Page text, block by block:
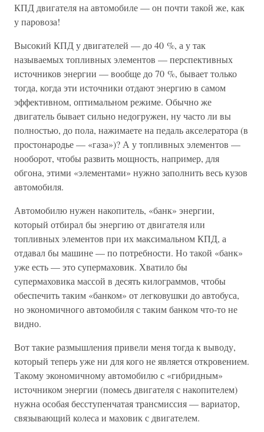
КПД двигателя на автомобиле — он почти такой же, как
у паровоза!
Высокий КПД у двигателей — до 40 %, а у так
называемых топливных элементов — перспективных
источников энергии — вообще до 70 %, бывает только
тогда, когда эти источники отдают энергию в самом
эффективном, оптимальном режиме. Обычно же
двигатель бывает сильно недогружен, ну часто ли вы
полностью, до пола, нажимаете на педаль акселератора (в
простонародье — «газа»)? А у топливных элементов —
нооборот, чтобы развить мощность, например, для
обгона, этими «элементами» нужно заполнить весь кузов
автомобиля.
Автомобилю нужен накопитель, «банк» энергии,
который отбирал бы энергию от двигателя или
топливных элементов при их максимальном КПД, а
отдавал бы машине — по потребности. Но такой «банк»
уже есть — это супермаховик. Хватило бы
супермаховика массой в десять килограммов, чтобы
обеспечить таким «банком» от легковушки до автобуса,
но экономичного автомобиля с таким банком что-то не
видно.
Вот такие размышления привели меня тогда к выводу,
который теперь уже ни для кого не является откровением.
Такому экономичному автомобилю с «гибридным»
источником энергии (помесь двигателя с накопителем)
нужна особая бесступенчатая трансмиссия — вариатор,
связывающий колеса и маховик с двигателем.